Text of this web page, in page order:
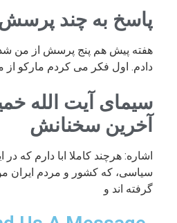
پاسخ به چند پرسش
هفته پیش هم پنج پرسش از من
دادم. اول فکر می کردم مارکو از
سیمای آیت الله
آخرین سخنانش
اشاره: هرچند کاملا ابا دارم که
سیاسی، که کشور و مردم ایران
گرفته اند و